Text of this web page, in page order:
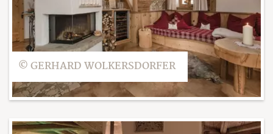
© GERHARD WOLKERSDORFER